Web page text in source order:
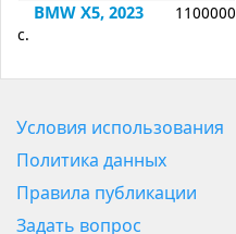
BMW X5, 2023
1100000
c.
Условия использования
Политика данных
Правила публикации
Задать вопрос